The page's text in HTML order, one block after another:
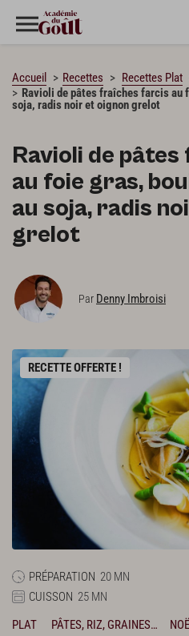
Accueil Recettes Recettes Plat
Ravioli de pâtes fraîches farcis au
soja, radis noir et oignon grelot
Ravioli de
au foie gras,
au soja, radis
grelot
Par Denny Imbroisi
RECETTE OFFERTE !
PRÉPARATION 20 MN
CUISSON 25 MN
PLAT
PÂTES, RIZ, GRAINES…
CHARGEMENT…